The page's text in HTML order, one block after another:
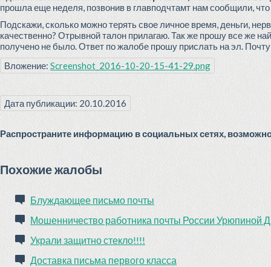
прошла еще неделя, позвонив в главподчтамт нам сообщили,
Подскажи, сколько можно терять свое личное время, деньги,
качественно? Отрывной талон прилагаю. Так же прошу все же
получено не было. Ответ по жалобе прошу прислать на эл.
Вложение: Screenshot_2016-10-20-15-41-29.png
Дата публикации: 20.10.2016
Распространите информацию в социальных сетях,
Похожие жалобы
Блуждающее письмо почты
Мошенничество работника почты России Урюпиной
Украли защитно стекло!!!!
Доставка письма первого класса